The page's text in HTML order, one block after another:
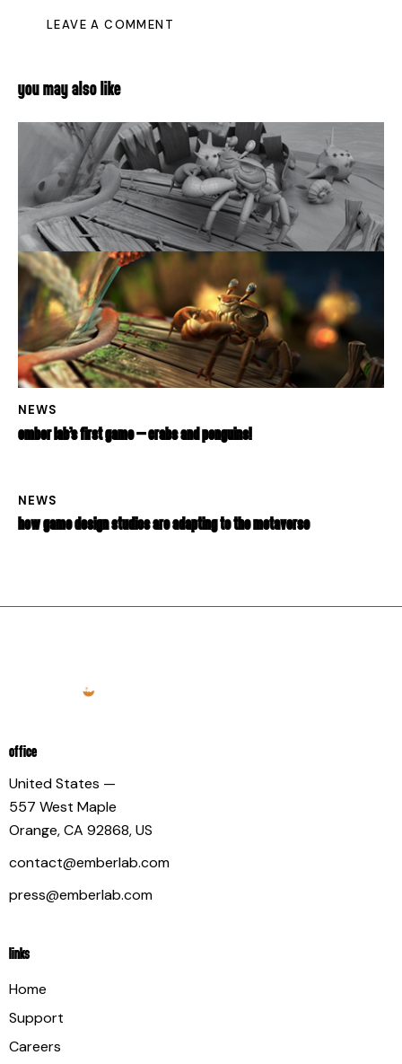
YOU MAY ALSO LIKE
NEWS
EMBER LAB’S FIRST GAME – CRABS AND PENGUINS!
NEWS
HOW GAME DESIGN STUDIOS ARE ADAPTING TO THE METAVERSE
OFFICE
United States —
557 West Maple
Orange, CA 92868, US
contact@emberlab.com
press@emberlab.com
LINKS
Home
Support
Careers